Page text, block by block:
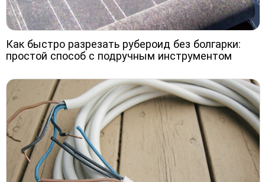
Как быстро разрезать рубероид без болгарки:
простой способ с подручным инструментом